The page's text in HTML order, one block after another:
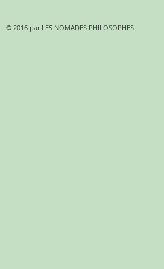
© 2016 par LES NOMADES PHILOSOPHES.